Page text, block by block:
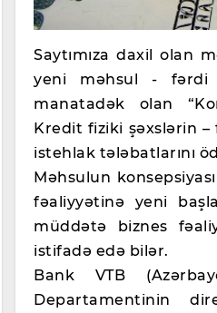
Saytımıza daxil olan
yeni məhsul - fərdi
manatadək olan
Kredit fiziki şəxslərin
istehlak tələbatlarını
Məhsulun
fəaliyyətinə yeni
müddətə biznes
istifadə edə bilər.
Bank VTB
Departamentinin